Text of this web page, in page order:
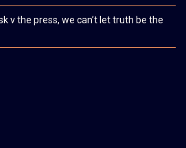
v the press, we can’t let truth be the